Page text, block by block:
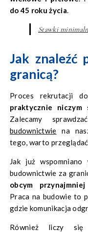
do 45 roku życia.
Stawki
Jak znaleźć
granicą?
Proces rekrutacji
praktycznie niczym
Zalecamy
budownictwie na
tego, warto przeglądać
Jak już
budownictwie za
obcym
Praca na budowie to
gdzie komunikacja
Również liczy